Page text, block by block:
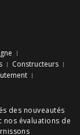
Constructeurs
des nouveautés
nos évaluations de